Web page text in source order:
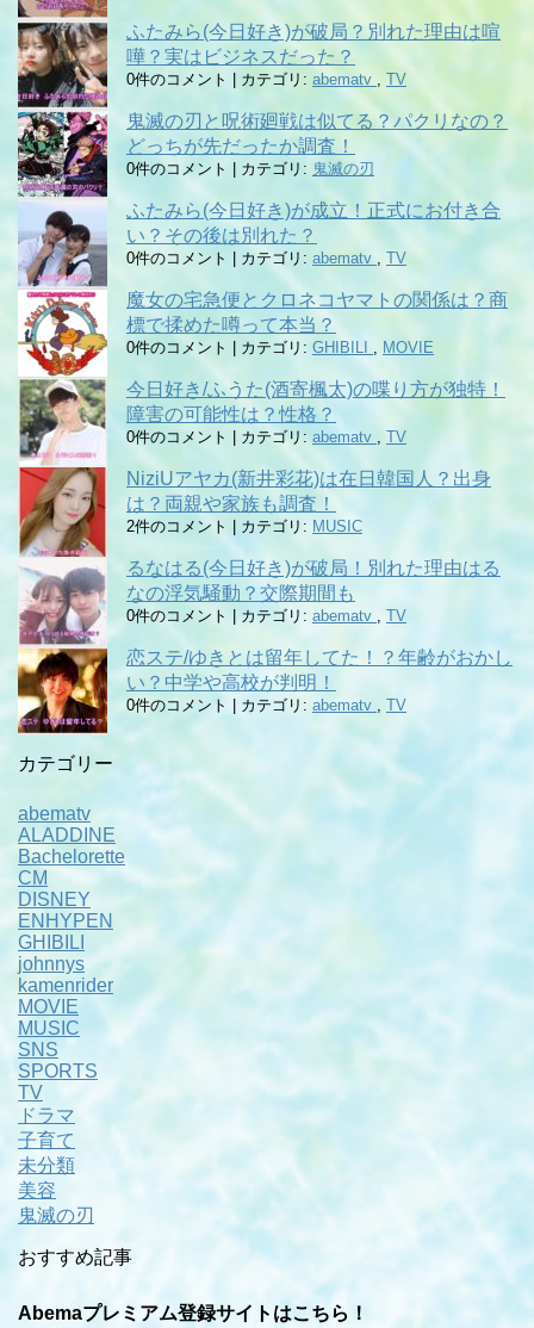
ふたみら(今日好き)が破局？別れた理由は喧
嘩？実はビジネスだった？
0件のコメント カテゴリ: abematv , TV
鬼滅の刃と呪術廻戦は似てる？パクリなの？
どっちが先だったか調査！
0件のコメント カテゴリ: 鬼滅の刃
ふたみら(今日好き)が成立！正式にお付き合
い？その後は別れた？
0件のコメント カテゴリ: abematv , TV
魔女の宅急便とクロネコヤマトの関係は？商
標で揉めた噂って本当？
0件のコメント カテゴリ: GHIBILI , MOVIE
今日好き/ふうた(酒寄楓太)の喋り方が独特！
障害の可能性は？性格？
0件のコメント カテゴリ: abematv , TV
NiziUアヤカ(新井彩花)は在日韓国人？出身
は？両親や家族も調査！
2件のコメント カテゴリ: MUSIC
るなはる(今日好き)が破局！別れた理由はる
なの浮気騒動？交際期間も
0件のコメント カテゴリ: abematv , TV
恋ステ/ゆきとは留年してた！？年齢がおかし
い？中学や高校が判明！
0件のコメント カテゴリ: abematv , TV
カテゴリー
abematv
ALADDINE
Bachelorette
CM
DISNEY
ENHYPEN
GHIBILI
johnnys
kamenrider
MOVIE
MUSIC
SNS
SPORTS
TV
ドラマ
子育て
未分類
美容
鬼滅の刃
おすすめ記事
Abemaプレミアム登録サイトはこちら！